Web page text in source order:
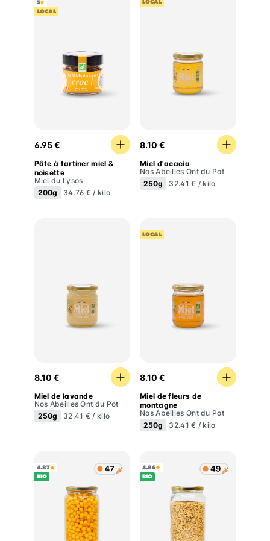
5
LOCAL
Pâte à tartiner miel & noisette
6.95 €
Pâte à tartiner miel &
noisette
Miel du Lysos
200g
34.76 € / kilo
LOCAL
8.10 €
Miel d'acacia
Nos Abeilles Ont du Pot
250g
32.41 € / kilo
8.10 €
Miel de lavande
Nos Abeilles Ont du Pot
250g
32.41 € / kilo
LOCAL
Miel de fleurs de montagne
8.10 €
Miel de fleurs de
montagne
Nos Abeilles Ont du Pot
250g
32.41 € / kilo
4.87
BIO
4.86
BIO